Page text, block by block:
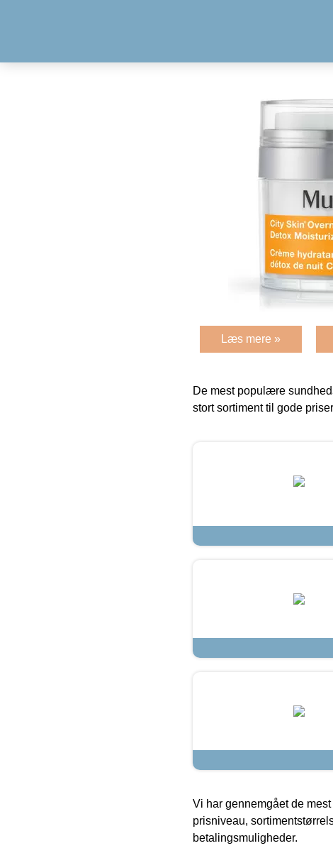
Læs mere »
De mest populære
stort sortiment til gode
Vi har gennemgået de
prisniveau,
betalingsmuligheder.